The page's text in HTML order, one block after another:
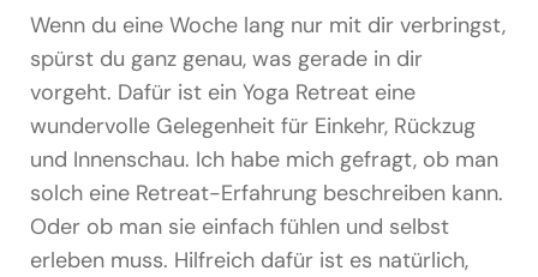
Wenn du eine Woche lang nur mit dir verbringst,
spürst du ganz genau, was gerade in dir
vorgeht. Dafür ist ein Yoga Retreat eine
wundervolle Gelegenheit für Einkehr, Rückzug
und Innenschau. Ich habe mich gefragt, ob man
solch eine Retreat-Erfahrung beschreiben kann.
Oder ob man sie einfach fühlen und selbst
erleben muss. Hilfreich dafür ist es natürlich,